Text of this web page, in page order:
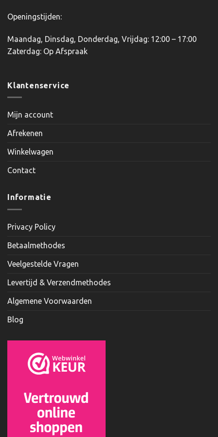
Openingstijden:
Maandag, Dinsdag, Donderdag, Vrijdag: 12:00 – 17:00
Zaterdag: Op Afspraak
Klantenservice
Mijn account
Afrekenen
Winkelwagen
Contact
Informatie
Privacy Policy
Betaalmethodes
Veelgestelde Vragen
Levertijd & Verzendmethodes
Algemene Voorwaarden
Blog